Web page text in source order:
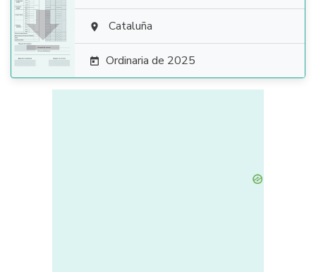
  Cataluña
 Ordinaria de 2025